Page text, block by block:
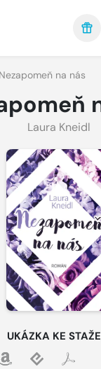
Nezapomeň na nás
Laura Kneidl
UKÁZKA KE